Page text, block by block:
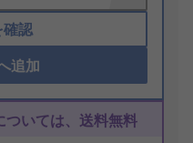
確認
追加
いては、送料無料